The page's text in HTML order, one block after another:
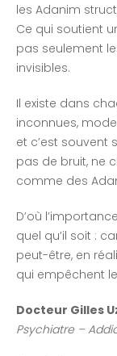
les Adanim
Ce qui soutient
pas seulement
invisibles.
Il existe dans
inconnues,
et c’est souvent
pas de bruit, ne
comme des
D’où
quel qu’il soit :
peut-être, en
qui empêchent
Docteur Gilles
Psychiatre –